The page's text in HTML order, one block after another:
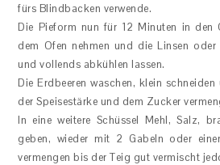
fürs Blindbacken verwende.
Die Pieform nun für 12 Minuten in den
dem Ofen nehmen und die Linsen oder
und vollends abkühlen lassen.
Die Erdbeeren waschen, klein
der Speisestärke und dem Zucker
In eine weitere Schüssel Mehl, Salz,
geben, wieder mit 2 Gabeln oder
vermengen bis der Teig gut vermischt